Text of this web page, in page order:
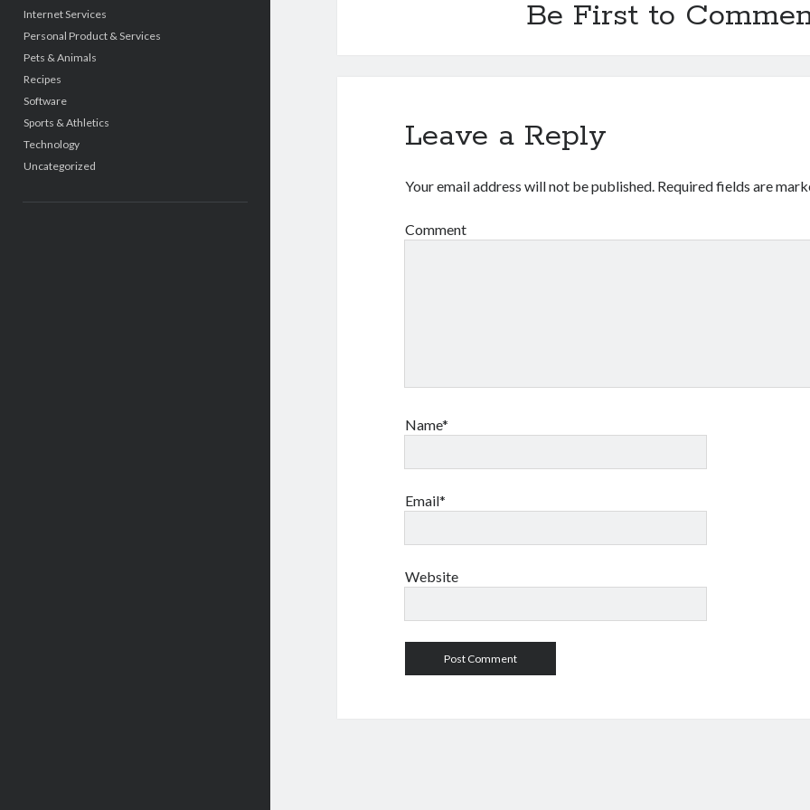
Internet Services
Personal Product & Services
Pets & Animals
Recipes
Software
Sports & Athletics
Technology
Uncategorized
Be First to
Leave a Reply
Your email address will not be published. Required fields are
Comment
Name*
Email*
Website